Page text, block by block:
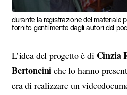
durante la registrazione del materiale
fornito gentilmente dagli autori del
L’idea del progetto è di Cinzia
Bertoncini che lo hanno
era di realizzare un